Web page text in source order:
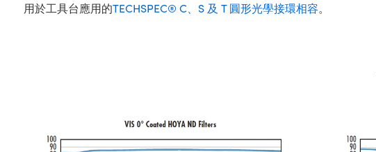
用於工具台應用的TECHSPEC® C、S 及 T 圓形光學接環相容。